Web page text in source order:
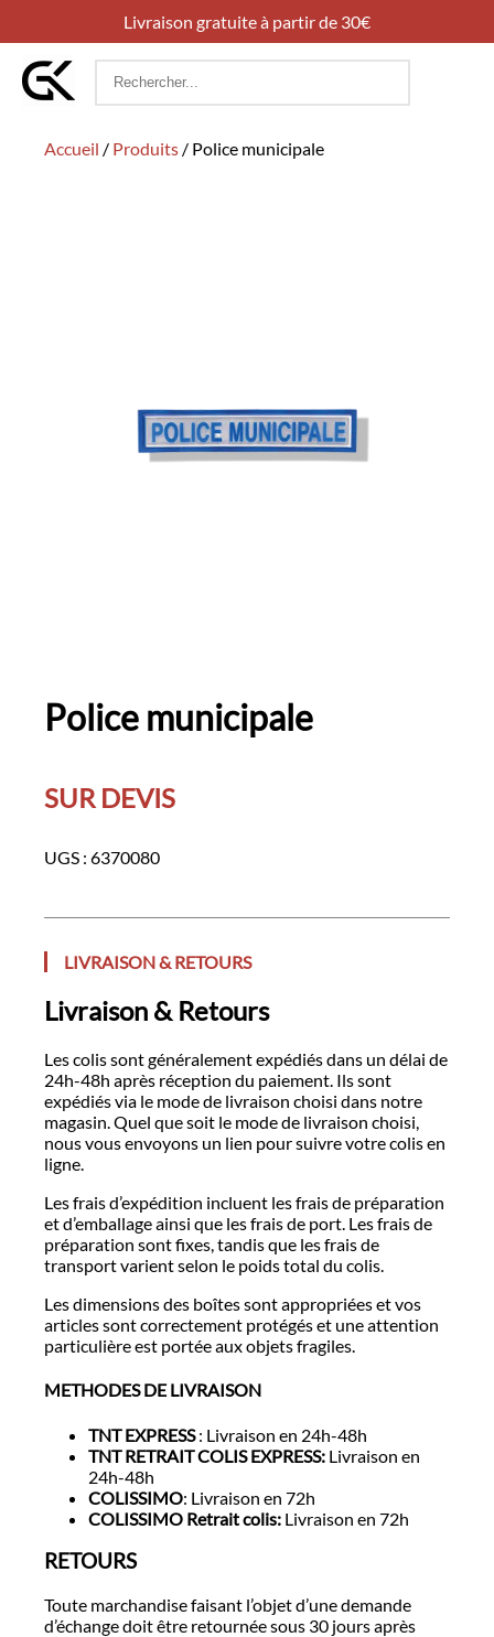
Livraison gratuite à partir de 30€
Rechercher
Accueil / Produits / Police municipale
Police municipale
SUR DEVIS
UGS : 6370080
LIVRAISON & RETOURS
Livraison & Retours
Les colis sont généralement expédiés dans un délai de
24h-48h après réception du paiement. Ils sont
expédiés via le mode de livraison choisi dans notre
magasin. Quel que soit le mode de livraison choisi,
nous vous envoyons un lien pour suivre votre colis en
ligne.
Les frais d’expédition incluent les frais de préparation
et d’emballage ainsi que les frais de port. Les frais de
préparation sont fixes, tandis que les frais de
transport varient selon le poids total du colis.
Les dimensions des boîtes sont appropriées et vos
articles sont correctement protégés et une attention
particulière est portée aux objets fragiles.
METHODES DE LIVRAISON
TNT EXPRESS: Livraison en 24h-48h
TNT RETRAIT COLIS EXPRESS: Livraison en
24h-48h
COLISSIMO: Livraison en 72h
COLISSIMO Retrait colis: Livraison en 72h
RETOURS
Toute marchandise faisant l’objet d’une demande
d’échange doit être retournée sous 30 jours après